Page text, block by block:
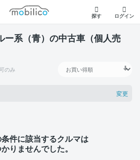
モビリコ
探す ログイン
ー系（青）の中古車（個人売
のみ
変更
件に該当するクルマは
りませんでした。